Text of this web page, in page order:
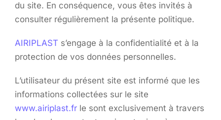
du site. En conséquence, vous êtes invités à
consulter régulièrement la présente politique.
AIRIPLAST s’engage à la confidentialité et à la
protection de vos données personnelles.
L’utilisateur du présent site est informé que les
informations collectées sur le site
www.airiplast.fr le sont exclusivement à travers